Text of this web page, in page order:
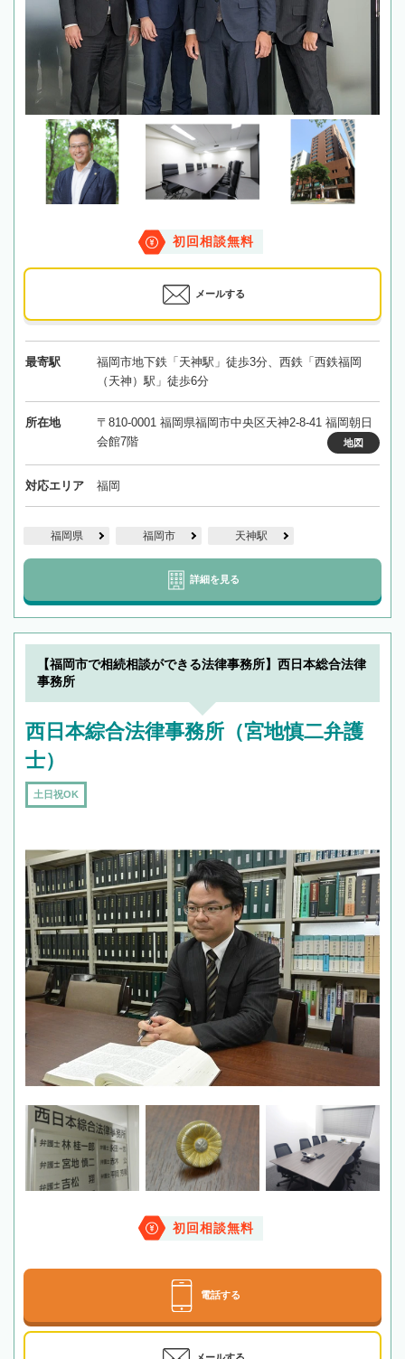
初回相談無料
メールする
最寄駅
福岡市地下鉄「天神駅」徒歩3分、西鉄「西鉄福岡
（天神）駅」徒歩6分
所在地
〒810-0001 福岡県福岡市中央区天神2-8-41 福岡朝日
会館7階
地図
対応エリア 福岡
福岡県 福岡市 天神駅
詳細を見る
【福岡市で相続相談ができる法律事務所】西日本総合法律
事務所
西日本綜合法律事務所（宮地慎二弁護
士）
土日祝OK
初回相談無料
電話する